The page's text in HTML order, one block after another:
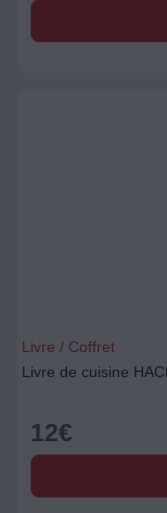
Livre / Coffret
Livre de cuisine
12€